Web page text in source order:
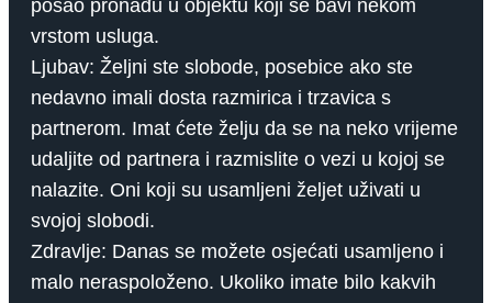
posao pronađu u objektu koji se bavi nekom
vrstom usluga.
Ljubav: Željni ste slobode, posebice ako ste
nedavno imali dosta razmirica i trzavica s
partnerom. Imat ćete želju da se na neko vrijeme
udaljite od partnera i razmislite o vezi u kojoj se
nalazite. Oni koji su usamljeni željet uživati ​​u
svojoj slobodi.
Zdravlje: Danas se možete osjećati usamljeno i
malo neraspoloženo. Ukoliko imate bilo kakvih